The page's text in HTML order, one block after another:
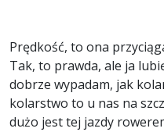
Prędkość, to ona
Tak, to prawda, ale ja
dobrze wypadam, jak
kolarstwo to u nas na
dużo jest tej jazdy